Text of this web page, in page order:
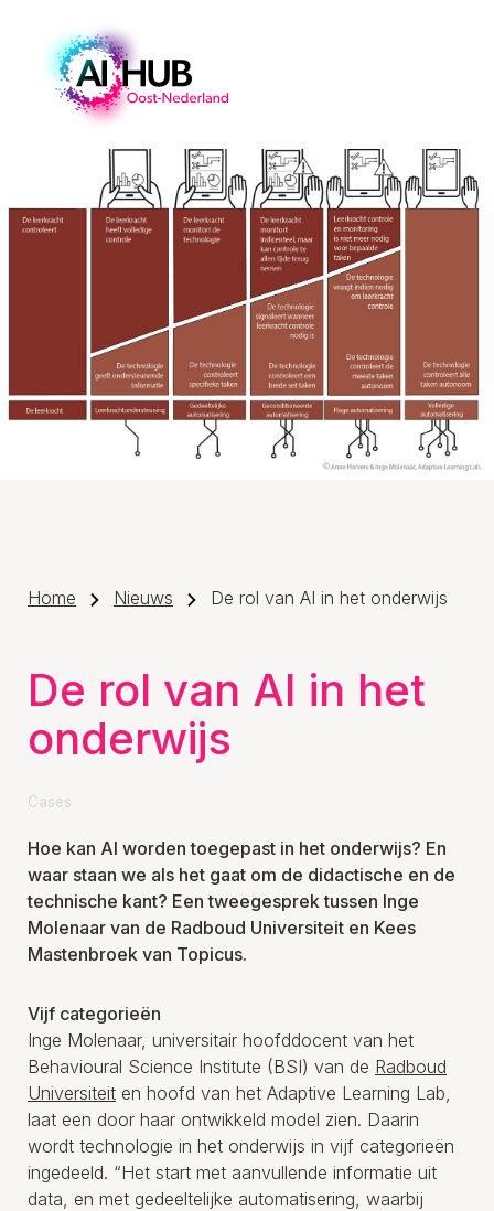
Home Nieuws De rol van AI in het onderwijs
De rol van AI in het
onderwijs
Cases
Hoe kan AI worden toegepast in het onderwijs? En
waar staan we als het gaat om de didactische en de
technische kant? Een tweegesprek tussen Inge
Molenaar van de Radboud Universiteit en Kees
Mastenbroek van Topicus.
Vijf categorieën
Inge Molenaar, universitair hoofddocent van het
Behavioural Science Institute (BSI) van de Radboud
Universiteit en hoofd van het Adaptive Learning Lab,
laat een door haar ontwikkeld model zien. Daarin
wordt technologie in het onderwijs in vijf categorieën
ingedeeld. “Het start met aanvullende informatie uit
data, en met gedeeltelijke automatisering, waarbij